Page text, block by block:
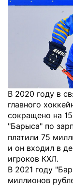
В 2020 году в
главного
сокращено на
"Барыса" по
платили 75
и он входил в
игроков КХЛ.
В 2021 году
миллионов